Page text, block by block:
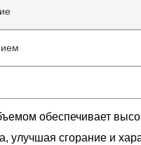
обеспечивает
улучшая сгорание и